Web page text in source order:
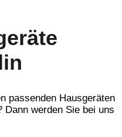
passenden Hausgeräten
werden Sie bei uns